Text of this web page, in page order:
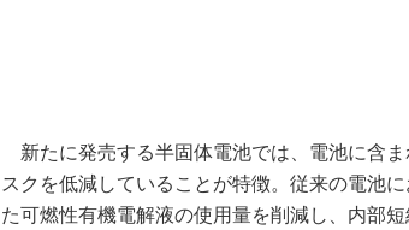
新たに発売する半固体電池では、電池に含
スクを低減していることが特徴。従来の電池
た可燃性有機電解液の使用量を削減し、内部